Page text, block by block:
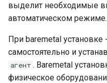
выделит необходимые
автоматическом режиме.
При baremetal
самостоятельно и
агент . Baremetal
физическое